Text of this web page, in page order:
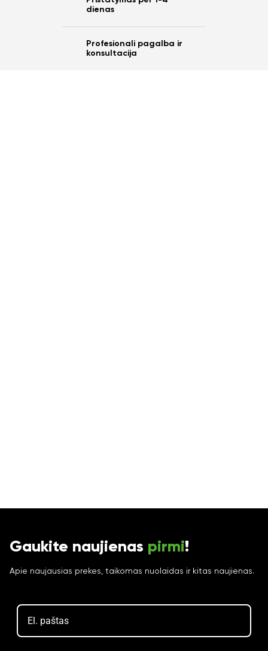
dienas
Profesionali pagalba ir
konsultacija
Gaukite naujienas pirmi!
Apie naujausias prekes, taikomas nuolaidas ir kitas naujienas.